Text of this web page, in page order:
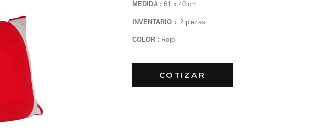
MEDIDA :61x 40 cm
INVENTARIO : 2 piezas
COLOR : Rojo
COTIZAR